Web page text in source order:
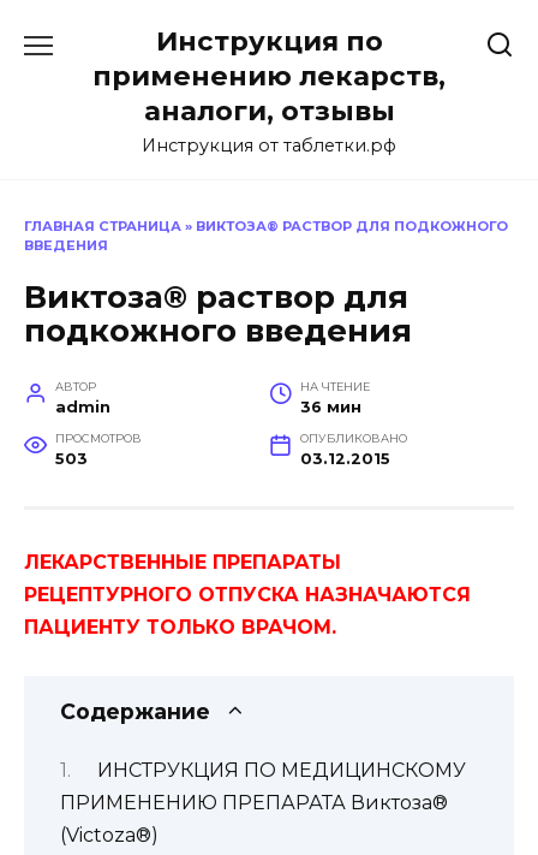
содержанию
Инструкция по
применению лекарств,
аналоги, отзывы
Инструкция от таблетки.рф
ГЛАВНАЯ СТРАНИЦА » ВИКТОЗА® РАСТВОР ДЛЯ ПОДКОЖНОГО
ВВЕДЕНИЯ
Виктоза® раствор для
подкожного введения
АВТОР
admin
НА ЧТЕНИЕ
36 мин
ПРОСМОТРОВ
503
ОПУБЛИКОВАНО
03.12.2015
ЛЕКАРСТВЕННЫЕ ПРЕПАРАТЫ
РЕЦЕПТУРНОГО ОТПУСКА НАЗНАЧАЮТСЯ
ПАЦИЕНТУ ТОЛЬКО ВРАЧОМ.
Содержание
ИНСТРУКЦИЯ ПО МЕДИЦИНСКОМУ
ПРИМЕНЕНИЮ ПРЕПАРАТА Виктоза®
(Victoza®)